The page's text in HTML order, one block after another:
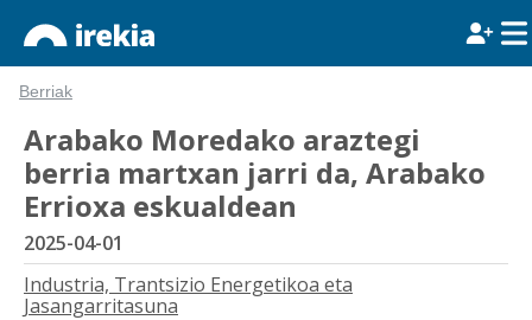
Berriak
Arabako Moredako araztegi
berria martxan jarri da, Arabako
Errioxa eskualdean
2025-04-01
Industria, Trantsizio Energetikoa eta
Jasangarritasuna